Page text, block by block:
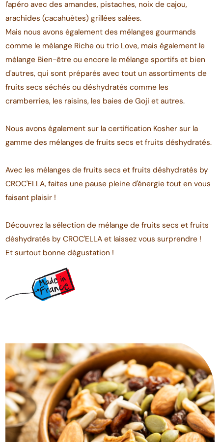
l'apéro avec des amandes, pistaches, noix de cajou,
arachides (cacahuètes) grillées salées.
Mais nous avons également des mélanges gourmands
comme le mélange Riche ou trio Love, mais également le
mélange Bien-être ou encore le mélange sportifs et bien
d'autres, qui sont préparés avec tout un assortiments de
fruits secs séchés ou déshydratés comme les
cramberries, les raisins, les baies de Goji et autres.
Nous avons également sur la certification Kosher sur la
gamme des mélanges de fruits secs et fruits déshydratés.
Avec les mélanges de fruits secs et fruits déshydratés by
CROC'ELLA, faites une pause pleine d'énergie tout en vous
faisant plaisir !
Découvrez la sélection de mélange de fruits secs et fruits
déshydratés by CROC'ELLA et laissez vous surprendre !
Et surtout bonne dégustation !